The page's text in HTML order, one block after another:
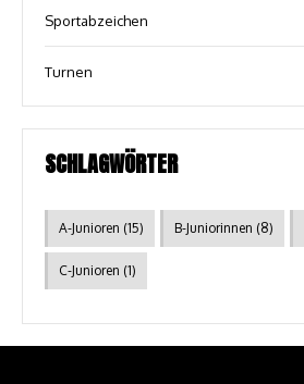
Sportabzeichen
Turnen
SCHLAGWÖRTER
A-Junioren (15) B-Juniorinnen (8)
C-Junioren (1)